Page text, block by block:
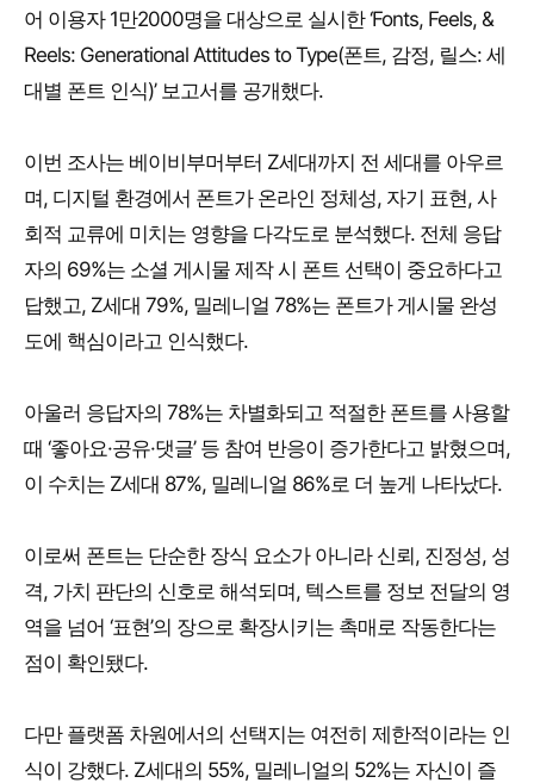
어 이용자 1만2000명을 대상으로 실시한 ‘Fonts, Feels, &
Reels: Generational Attitudes to Type(폰트, 감정, 릴스: 세
대별 폰트 인식)’ 보고서를 공개했다.
이번 조사는 베이비부머부터 Z세대까지 전 세대를 아우르
며, 디지털 환경에서 폰트가 온라인 정체성, 자기 표현, 사
회적 교류에 미치는 영향을 다각도로 분석했다. 전체 응답
자의 69%는 소셜 게시물 제작 시 폰트 선택이 중요하다고
답했고, Z세대 79%, 밀레니얼 78%는 폰트가 게시물 완성
도에 핵심이라고 인식했다.
아울러 응답자의 78%는 차별화되고 적절한 폰트를 사용할
때 ‘좋아요·공유·댓글’ 등 참여 반응이 증가한다고 밝혔으며,
이 수치는 Z세대 87%, 밀레니얼 86%로 더 높게 나타났다.
이로써 폰트는 단순한 장식 요소가 아니라 신뢰, 진정성, 성
격, 가치 판단의 신호로 해석되며, 텍스트를 정보 전달의 영
역을 넘어 ‘표현’의 장으로 확장시키는 촉매로 작동한다는
점이 확인됐다.
다만 플랫폼 차원에서의 선택지는 여전히 제한적이라는 인
식이 강했다. Z세대의 55%, 밀레니얼의 52%는 자신이 즐